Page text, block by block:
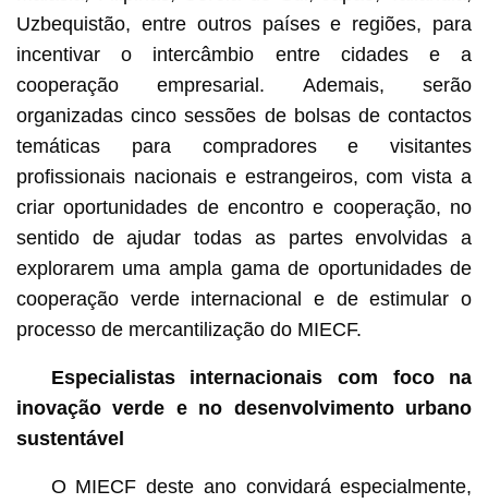
Uzbequistão, entre outros países e regiões, para
incentivar o intercâmbio entre cidades e a
cooperação empresarial. Ademais, serão
organizadas cinco sessões de bolsas de contactos
temáticas para compradores e visitantes
profissionais nacionais e estrangeiros, com vista a
criar oportunidades de encontro e cooperação, no
sentido de ajudar todas as partes envolvidas a
explorarem uma ampla gama de oportunidades de
cooperação verde internacional e de estimular o
processo de mercantilização do MIECF.
Especialistas internacionais com foco na
inovação verde e no desenvolvimento urbano
sustentável
O MIECF deste ano convidará especialmente,